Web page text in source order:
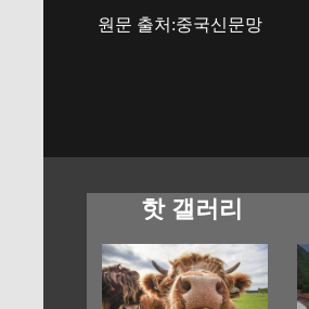
원문 출처:중국신문망
핫 갤러리